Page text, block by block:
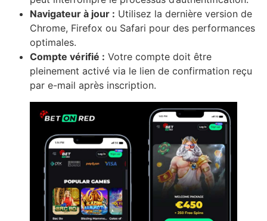
Navigateur à jour : Utilisez la dernière version de
Chrome, Firefox ou Safari pour des performances
optimales.
Compte vérifié : Votre compte doit être
pleinement activé via le lien de confirmation reçu
par e-mail après inscription.